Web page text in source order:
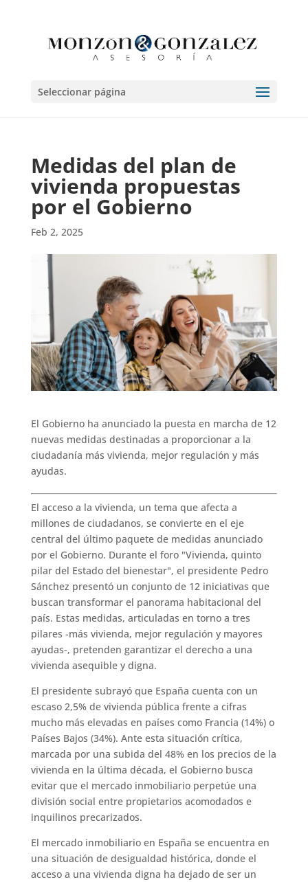
Seleccionar página
Medidas del plan de
vivienda propuestas
por el Gobierno
Feb 2, 2025
El Gobierno ha anunciado la puesta en marcha de 12
nuevas medidas destinadas a proporcionar a la
ciudadanía más vivienda, mejor regulación y más
ayudas.
El acceso a la vivienda, un tema que afecta a
millones de ciudadanos, se convierte en el eje
central del último paquete de medidas anunciado
por el Gobierno. Durante el foro "Vivienda, quinto
pilar del Estado del bienestar", el presidente Pedro
Sánchez presentó un conjunto de 12 iniciativas que
buscan transformar el panorama habitacional del
país. Estas medidas, articuladas en torno a tres
pilares -más vivienda, mejor regulación y mayores
ayudas-, pretenden garantizar el derecho a una
vivienda asequible y digna.
El presidente subrayó que España cuenta con un
escaso 2,5% de vivienda pública frente a cifras
mucho más elevadas en países como Francia (14%) o
Países Bajos (34%). Ante esta situación crítica,
marcada por una subida del 48% en los precios de la
vivienda en la última década, el Gobierno busca
evitar que el mercado inmobiliario perpetúe una
división social entre propietarios acomodados e
inquilinos precarizados.
El mercado inmobiliario en España se encuentra en
una situación de desigualdad histórica, donde el
acceso a una vivienda digna ha dejado de ser un